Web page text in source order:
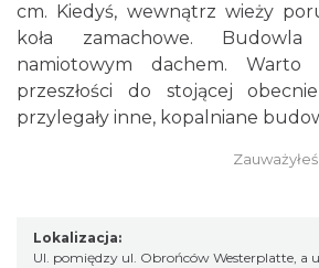
cm. Kiedyś, wewnątrz wieży
koła zamachowe.
namiotowym dachem.
przeszłości do stojącej
przylegały inne, kopalniane
Lokalizacja:
Ul. pomiędzy ul. Obrońców Westerplatte, a